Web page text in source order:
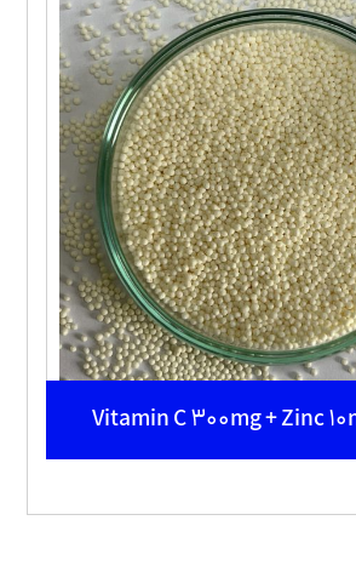
Vitamin C 300mg + Zinc